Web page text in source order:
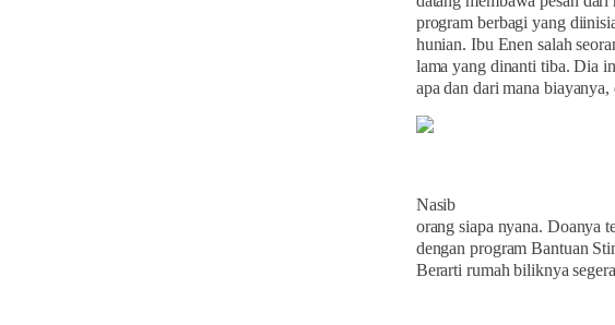
program berbagi yang
hunian. Ibu Enen salah
lama yang dinanti tiba. Dia
apa dan dari mana
Nasib
orang siapa nyana. Doanya
dengan program Bantuan
Berarti rumah biliknya